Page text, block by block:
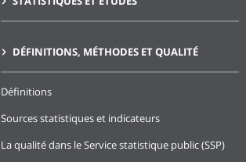
DÉFINITIONS, MÉTHODES ET QUALITÉ
Définitions
Sources statistiques et indicateurs
La qualité dans le Service statistique public (SSP)